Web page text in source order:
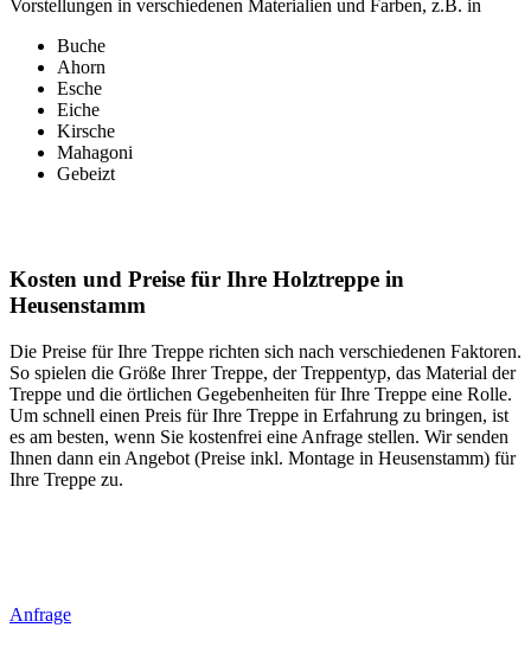
Vorstellungen in verschiedenen Materialien und Farben, z.B. in
Buche
Ahorn
Esche
Eiche
Kirsche
Mahagoni
Gebeizt
Kosten und Preise für Ihre Holztreppe in
Heusenstamm
Die Preise für Ihre Treppe richten sich nach verschiedenen Faktoren.
So spielen die Größe Ihrer Treppe, der Treppentyp, das Material der
Treppe und die örtlichen Gegebenheiten für Ihre Treppe eine Rolle.
Um schnell einen Preis für Ihre Treppe in Erfahrung zu bringen, ist
es am besten, wenn Sie kostenfrei eine Anfrage stellen. Wir senden
Ihnen dann ein Angebot (Preise inkl. Montage in Heusenstamm) für
Ihre Treppe zu.
Anfrage